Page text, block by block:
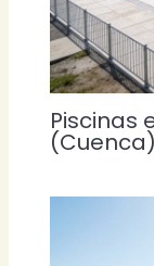
Piscinas
(Cuenca)